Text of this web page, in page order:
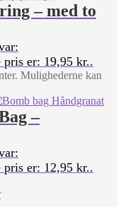
– med to
pris er: 19,95 kr..
Mulighederne kan
–
pris er: 12,95 kr..